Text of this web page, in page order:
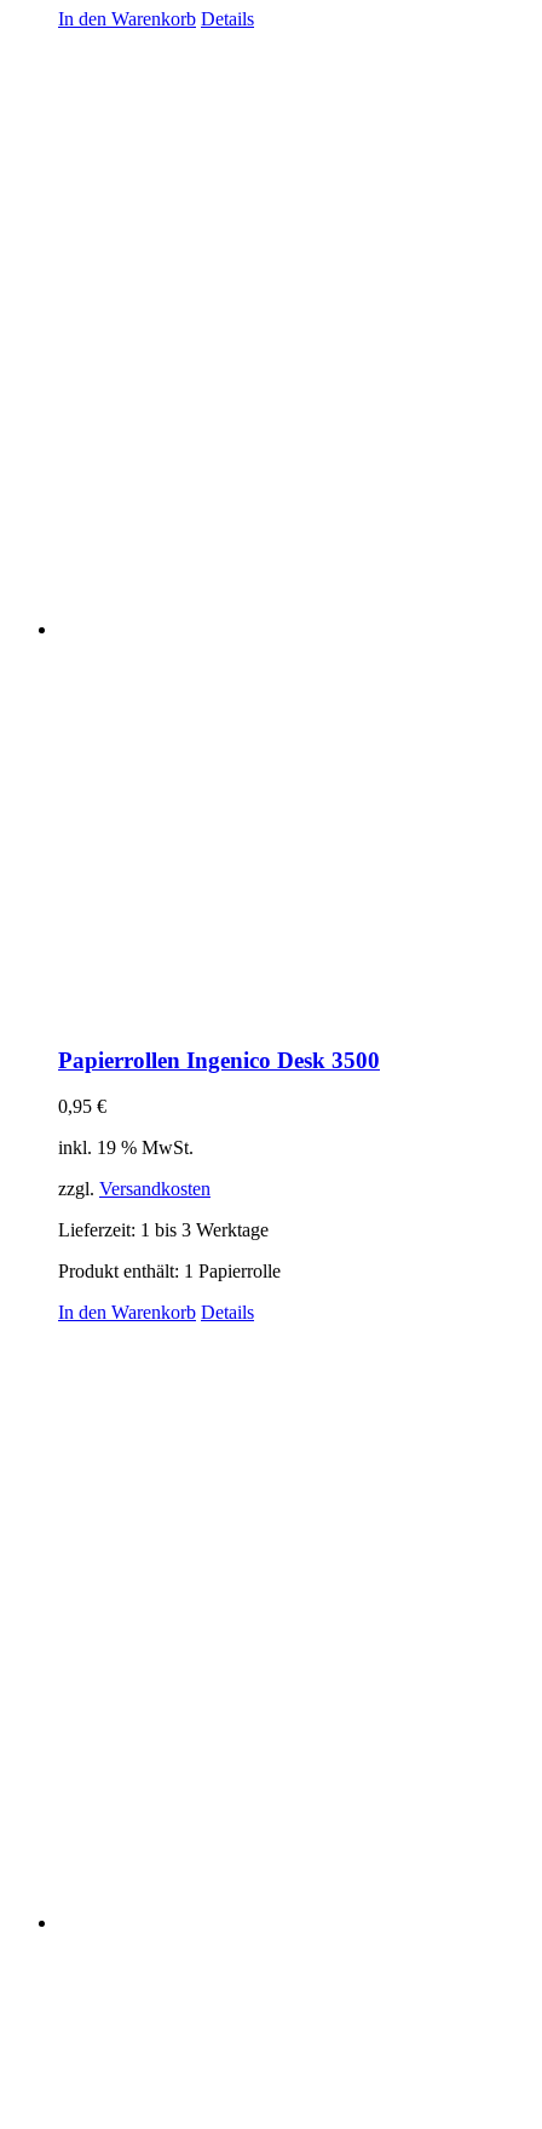
In den Warenkorb Details
Papierrollen Ingenico Desk 3500
0,95 €
inkl. 19 % MwSt.
zzgl. Versandkosten
Lieferzeit: 1 bis 3 Werktage
Produkt enthält: 1 Papierrolle
In den Warenkorb Details